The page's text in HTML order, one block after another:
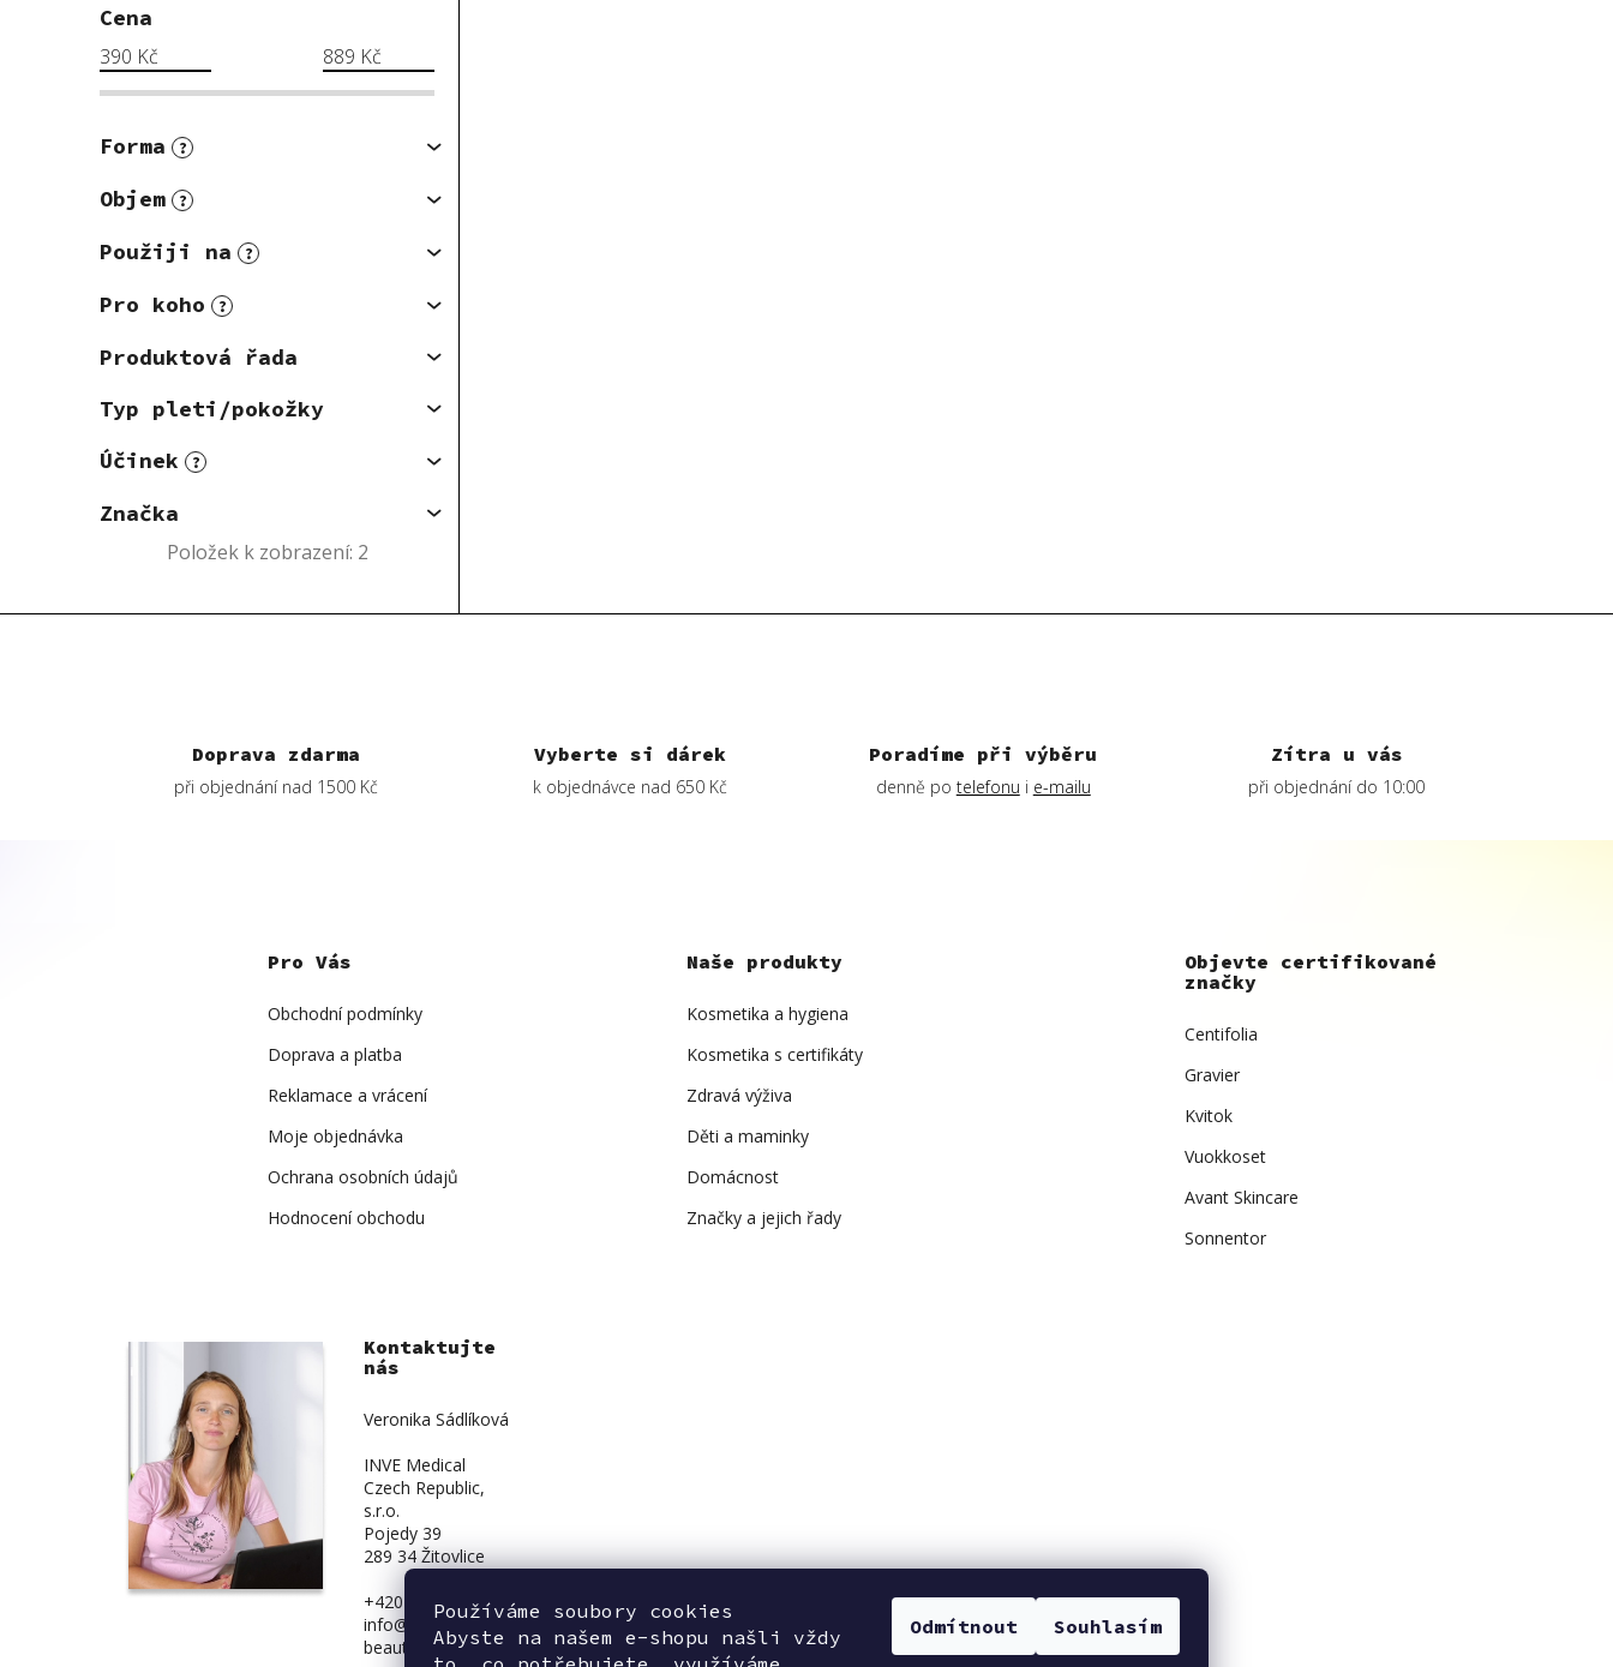
Používáme soubory cookies
Abyste na našem e-shopu našli vždy
Odmítnout Souhlasím
Cena
390 Kč 889 Kč
Forma ?
Objem ?
Použiji na ?
Pro koho ?
Produktová řada
Typ pleti/pokožky
Účinek
?
Značka
Položek k zobrazení: 2
Doprava zdarma
při objednání nad 1500 Kč
Vyberte si dárek
k objednávce nad 650 Kč
Poradíme při výběru
denně po telefonu i e-mailu
Zítra u vás
při objednání do 10:00
Pro Vás
Obchodní podmínky
Doprava a platba
Reklamace a vrácení
Moje objednávka
Ochrana osobních údajů
Hodnocení obchodu
Naše produkty
Kosmetika a hygiena
Kosmetika s certifikáty
Zdravá výživa
Děti a maminky
Domácnost
Značky a jejich řady
Objevte certifikované
značky
Centifolia
Gravier
Kvitok
Vuokkoset
Avant Skincare
Sonnentor
Kontaktujte
nás
Veronika Sádlíková
INVE Medical
Czech Republic,
s.r.o.
Pojedy 39
289 34 Žitovlice
+420 734 839 831
info@inve-
beauty.cz